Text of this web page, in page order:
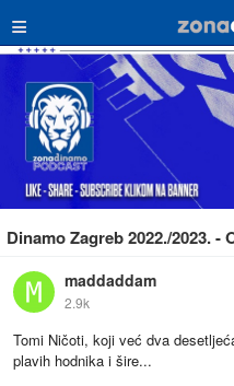
≡
Dinamo Zagreb 2022./2023. -
maddaddam
2.9k
Tomi Ničoti, koji već dva
plavih hodnika i šire...